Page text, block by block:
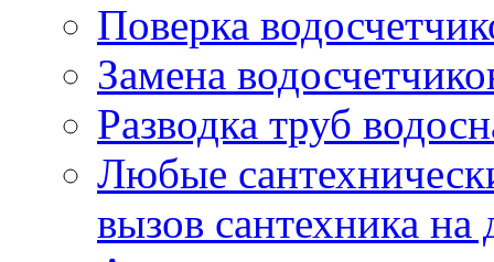
Поверка
Замена
Разводка труб
Любые
вызов сантехника на